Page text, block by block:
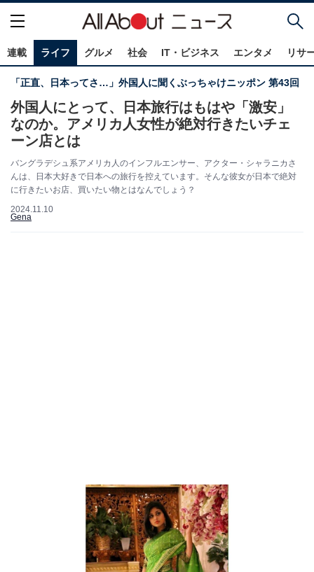
連載 ライフ グルメ 社会 IT・ビジネス エンタメ リサ
「正直、日本ってさ…」外国人に聞くぶっちゃけニッポン 第43回
外国人にとって、日本旅行はもはや「激安」
なのか。アメリカ人女性が絶対行きたいチェ
ーン店とは
バングラデシュ系アメリカ人のインフルエンサー、アクター・シャラニカさ
んは、日本大好きで日本への旅行を控えています。そんな彼女が日本で絶対
に行きたいお店、買いたい物とはなんでしょう？
2024.11.10
Gena